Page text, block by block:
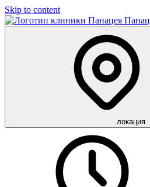
Skip to content
локация